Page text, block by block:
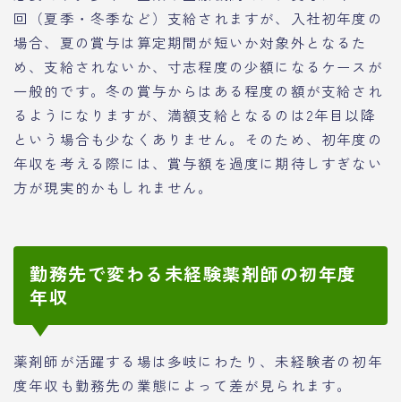
回（夏季・冬季など）支給されますが、入社初年度の
場合、夏の賞与は算定期間が短いか対象外となるた
め、支給されないか、寸志程度の少額になるケースが
一般的です。冬の賞与からはある程度の額が支給され
るようになりますが、満額支給となるのは2年目以降
という場合も少なくありません。そのため、初年度の
年収を考える際には、賞与額を過度に期待しすぎない
方が現実的かもしれません。
勤務先で変わる未経験薬剤師の初年度
年収
薬剤師が活躍する場は多岐にわたり、未経験者の初年
度年収も勤務先の業態によって差が見られます。